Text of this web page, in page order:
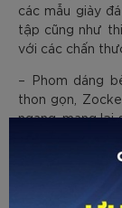
các mẫu giày
tập cũng như
với các chấn
– Phom dáng
thon gọn,
ngang, mang lại
– Đế dày: Đế
mỏi khi thi